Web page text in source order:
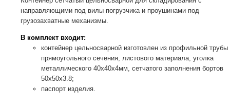
направляющими под вилы погрузчика и проушинами под
грузозахватные механизмы.
В комплект входит:
контейнер цельносварной изготовлен из профильной трубы
прямоугольного сечения, листового материала, уголка
металлического 40х40х4мм, сетчатого заполнения бортов
50х50х3.8;
паспорт изделия.